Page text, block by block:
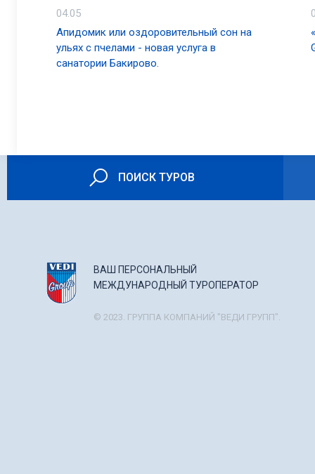
04.05
Апидомик или оздоровительный сон на
ульях с пчелами - новая услуга в
санатории Бакирово.
ПОИСК ТУРОВ
ВАШ ПЕРСОНАЛЬНЫЙ
МЕЖДУНАРОДНЫЙ ТУРОПЕРАТОР
© 2023. ГРУППА КОМПАНИЙ "ВЕДИ ГРУПП".